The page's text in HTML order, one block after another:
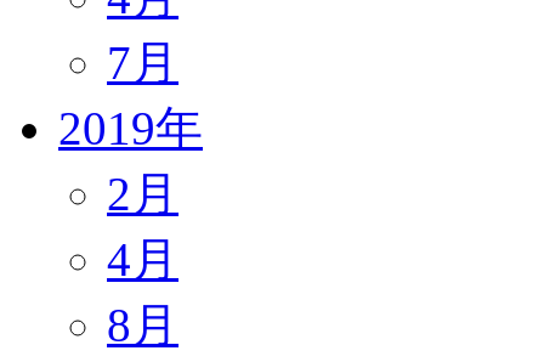
7月
2019年
2月
4月
8月